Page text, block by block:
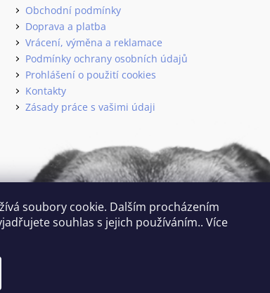
soubory cookie. Dalším procházením
souhlas s jejich používáním.. Více
Obchodní podmínky
Doprava a platba
Vrácení, výměna a reklamace
Podmínky ochrany osobních údajů
Prohlášení o použití cookies
Kontakty
Zásady práce s vašimi údaji